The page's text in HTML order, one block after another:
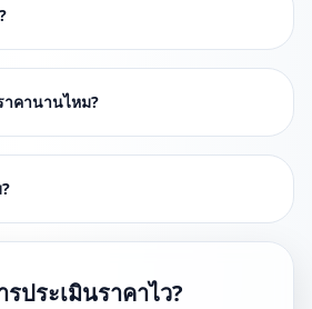
าคานานไหม?
รประเมินราคาไว?